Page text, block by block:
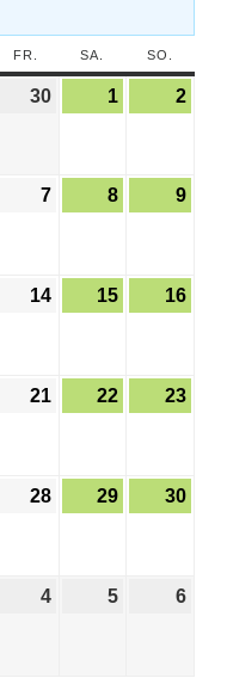
FR. SA. SO.
30 1 2
7 8 9
14 15 16
21 22 23
28 29 30
4 5 6